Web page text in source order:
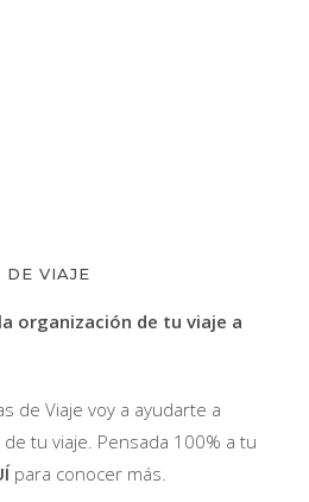
DE VIAJE
organización de tu viaje a
de Viaje voy a ayudarte a
tu viaje. Pensada 100% a tu
para conocer más.